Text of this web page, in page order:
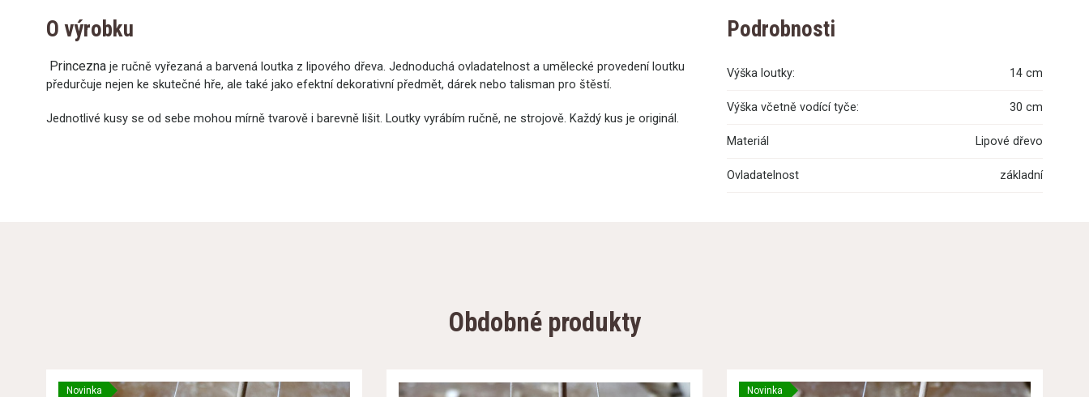
O výrobku
Princezna je ručně vyřezaná a barvená loutka z lipového dřeva. Jednoduchá ovladatelnost a umělecké provedení loutku
předurčuje nejen ke skutečné hře, ale také jako efektní dekorativní předmět, dárek nebo talisman pro štěstí.
Jednotlivé kusy se od sebe mohou mírně tvarově i barevně lišit. Loutky vyrábím ručně, ne strojově. Každý kus je originál.
Podrobnosti
Výška loutky: 14 cm
Výška včetně vodící tyče: 30 cm
Materiál Lipové dřevo
Ovladatelnost základní
Obdobné produkty
Novinka
Novinka